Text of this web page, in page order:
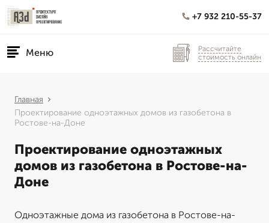
+7 932 210-55-37
Меню
Рассчитайте
стоимость онлайн
Главная
Проектирование одноэтажных домов из газобетона в
Ростове-на-Доне
Проектирование одноэтажных
домов из газобетона в Ростове-на-
Доне
Одноэтажные дома из газобетона в Ростове-на-